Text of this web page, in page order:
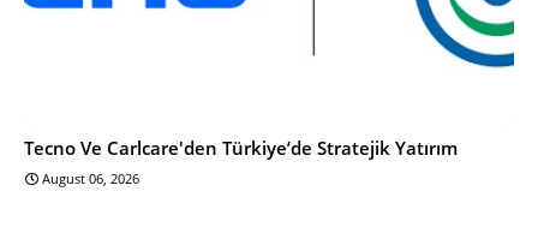
Tecno Ve Carlcare'den Türkiye’de Stratejik Yatırım
August 06, 2026